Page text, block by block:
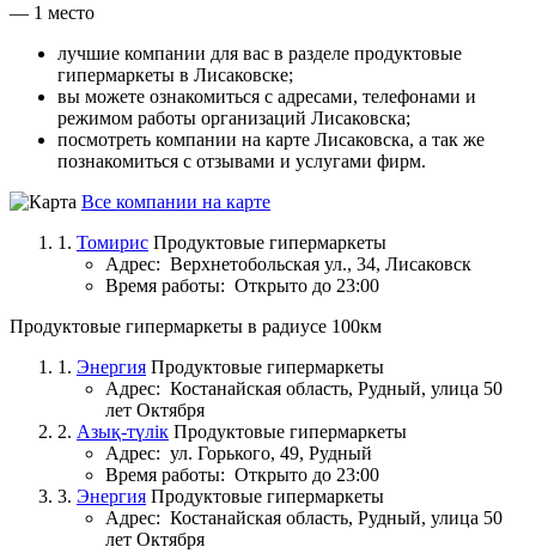
— 1 место
лучшие компании для вас в разделе продуктовые
гипермаркеты в Лисаковске;
вы можете ознакомиться с адресами, телефонами и
режимом работы организаций Лисаковска;
посмотреть компании на карте Лисаковска, а так же
познакомиться с отзывами и услугами фирм.
Все компании на карте
1. Томирис Продуктовые гипермаркеты
Адрес: Верхнетобольская ул., 34, Лисаковск
Время работы: Открыто до 23:00
Продуктовые гипермаркеты в радиусе 100км
1. Энергия Продуктовые гипермаркеты
Адрес: Костанайская область, Рудный, улица 50
лет Октября
2. Азық-түлік Продуктовые гипермаркеты
Адрес: ул. Горького, 49, Рудный
Время работы: Открыто до 23:00
3. Энергия Продуктовые гипермаркеты
Адрес: Костанайская область, Рудный, улица 50
лет Октября